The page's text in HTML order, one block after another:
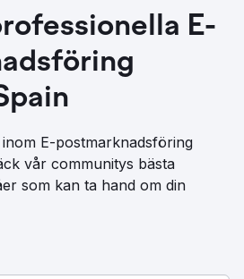
E-
E-postmarknadsföring
vår communitys bästa
som kan ta hand om din